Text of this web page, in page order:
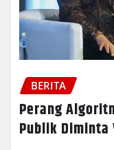
BERITA
Perang
Publik